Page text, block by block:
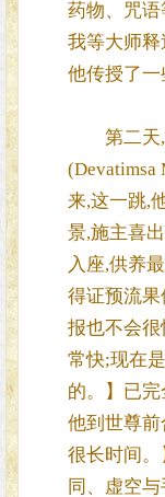
药物、咒
我等大师
他传授了
第二天,施
(Devatimsa
来,这一跳,
景,施主喜
入座,供养
得证预流
报也不会
常快;现在
的。】已
他到世尊前
很长时间
同、虚空